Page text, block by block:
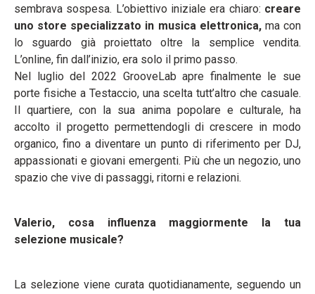
sembrava sospesa. L’obiettivo iniziale era chiaro: creare
uno store specializzato in musica elettronica, ma con
lo sguardo già proiettato oltre la semplice vendita.
L’online, fin dall’inizio, era solo il primo passo.
Nel luglio del 2022 GrooveLab apre finalmente le sue
porte fisiche a Testaccio, una scelta tutt’altro che casuale.
Il quartiere, con la sua anima popolare e culturale, ha
accolto il progetto permettendogli di crescere in modo
organico, fino a diventare un punto di riferimento per DJ,
appassionati e giovani emergenti. Più che un negozio, uno
spazio che vive di passaggi, ritorni e relazioni.
Valerio, cosa influenza maggiormente la tua
selezione musicale?
La selezione viene curata quotidianamente, seguendo un